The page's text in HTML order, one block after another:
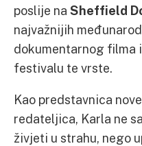
poslije na Sheffield
najvažnijih
dokumentarnog filma
festivalu te vrste.
Kao predstavnica
redateljica, Karla ne
živjeti u strahu, nego